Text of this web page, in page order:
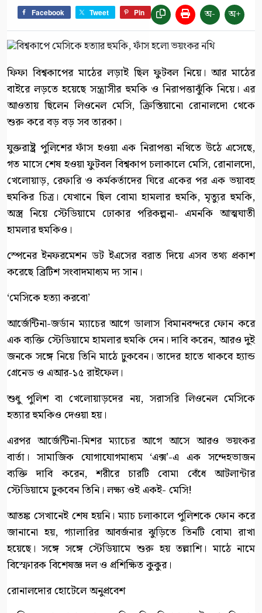
Facebook Tweet Pin অ- অ+
ফিফা বিশ্বকাপের মাঠের লড়াই ছিল ফুটবল নিয়ে। আর মাঠের
বাইরে লড়তে হয়েছে সন্ত্রাসীর হুমকি ও নিরাপত্তাঝুঁকি নিয়ে। এর
আওতায় ছিলেন লিওনেল মেসি, ক্রিস্তিয়ানো রোনালদো থেকে
শুরু করে বড় বড় সব তারকা।
যুক্তরাষ্ট্র পুলিশের ফাঁস হওয়া এক নিরাপত্তা নথিতে উঠে এসেছে,
গত মাসে শেষ হওয়া ফুটবল বিশ্বকাপ চলাকালে মেসি, রোনালদো,
খেলোয়াড়, রেফারি ও কর্মকর্তাদের ঘিরে একের পর এক ভয়াবহ
হুমকির চিত্র। যেখানে ছিল বোমা হামলার হুমকি, মৃত্যুর হুমকি,
অস্ত্র নিয়ে স্টেডিয়ামে ঢোকার পরিকল্পনা- এমনকি আত্মঘাতী
হামলার হুমকিও।
স্পেনের ইনফরমেশন ডট ইএসের বরাত দিয়ে এসব তথ্য প্রকাশ
করেছে ব্রিটিশ সংবাদমাধ্যম দ্য সান।
‘মেসিকে হত্যা করবো’
আর্জেন্টিনা-জর্ডান ম্যাচের আগে ডালাস বিমানবন্দরে ফোন করে
এক ব্যক্তি স্টেডিয়ামে হামলার হুমকি দেন। দাবি করেন, আরও দুই
জনকে সঙ্গে নিয়ে তিনি মাঠে ঢুকবেন। তাদের হাতে থাকবে হ্যান্ড
গ্রেনেড ও এআর-১৫ রাইফেল।
শুধু পুলিশ বা খেলোয়াড়দের নয়, সরাসরি লিওনেল মেসিকে
হত্যার হুমকিও দেওয়া হয়।
এরপর আর্জেন্টিনা-মিশর ম্যাচের আগে আসে আরও ভয়ংকর
বার্তা। সামাজিক যোগাযোগমাধ্যম ‘এক্স’-এ এক সন্দেহভাজন
ব্যক্তি দাবি করেন, শরীরে চারটি বোমা বেঁধে আটলান্টার
স্টেডিয়ামে ঢুকবেন তিনি। লক্ষ্য ওই একই- মেসি!
আতঙ্ক সেখানেই শেষ হয়নি। ম্যাচ চলাকালে পুলিশকে ফোন করে
জানানো হয়, গ্যালারির আবর্জনার ঝুড়িতে তিনটি বোমা রাখা
হয়েছে। সঙ্গে সঙ্গে স্টেডিয়ামে শুরু হয় তল্লাশি। মাঠে নামে
বিস্ফোরক বিশেষজ্ঞ দল ও প্রশিক্ষিত কুকুর।
রোনালদোর হোটেলে অনুপ্রবেশ